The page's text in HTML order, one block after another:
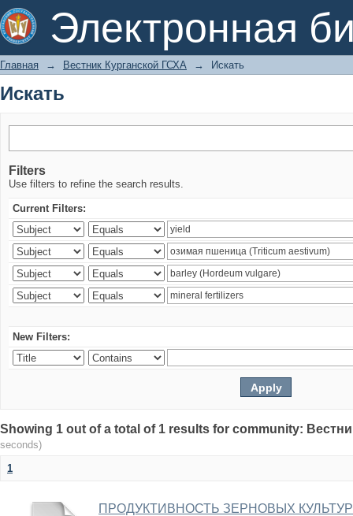
Электронная
Искать
Главная → Вестник Курганской ГСХА → Искать
Искать
Filters
Use filters to refine the search results.
Current Filters:
New Filters:
Showing 1 out of a total of 1 results for community:
seconds)
1
ПРОДУКТИВНОСТЬ ЗЕРНОВЫХ